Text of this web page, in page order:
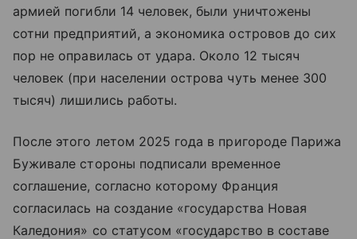
армией погибли 14 человек, были уничтожены
сотни предприятий, а экономика островов до сих
пор не оправилась от удара. Около 12 тысяч
человек (при населении острова чуть менее 300
тысяч) лишились работы.
После этого летом 2025 года в пригороде Парижа
Буживале стороны подписали временное
соглашение, согласно которому Франция
согласилась на создание «государства Новая
Каледония» со статусом «государство в составе